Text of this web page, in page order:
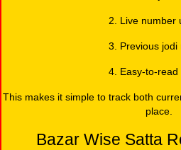
2. Live number
3. Previous jodi
4. Easy-to-read
This makes it simple to track both
place.
Bazar Wise Satta